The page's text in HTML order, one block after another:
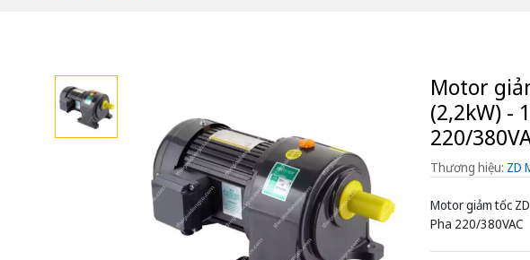
Motor
(2,2kW) -
220/
Thương hiệu: ZD
Motor giảm tốc
Pha 220/380VAC